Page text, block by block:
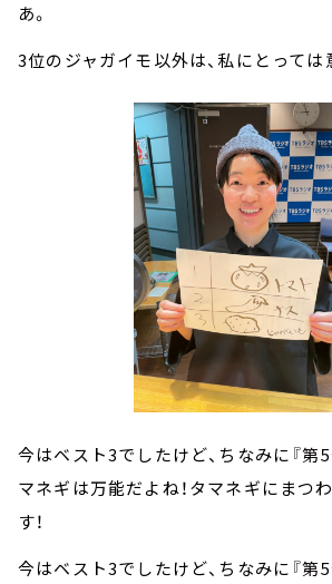
あ。
3位のジャガイモ以外は、私にとっては
今はベスト3でしたけど、ちなみに『第5
マネギは万能だよね！タマネギにまつ
す！
今はベスト3でしたけど、ちなみに『第5